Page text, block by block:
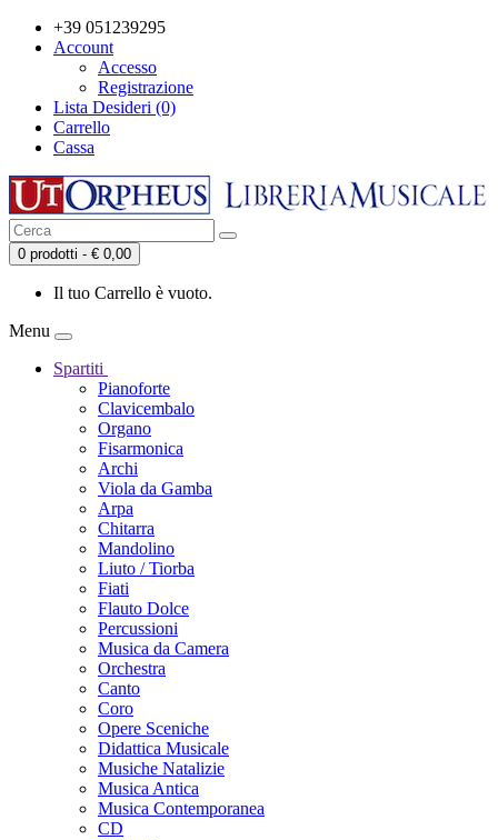
+39 051239295
Account
Accesso
Registrazione
Lista Desideri (0)
Carrello
Cassa
0 prodotti - € 0,00
Il tuo Carrello è vuoto.
Menu
Spartiti
Pianoforte
Clavicembalo
Organo
Fisarmonica
Archi
Viola da Gamba
Arpa
Chitarra
Mandolino
Liuto / Tiorba
Fiati
Flauto Dolce
Percussioni
Musica da Camera
Orchestra
Canto
Coro
Opere Sceniche
Didattica Musicale
Musiche Natalizie
Musica Antica
Musica Contemporanea
CD